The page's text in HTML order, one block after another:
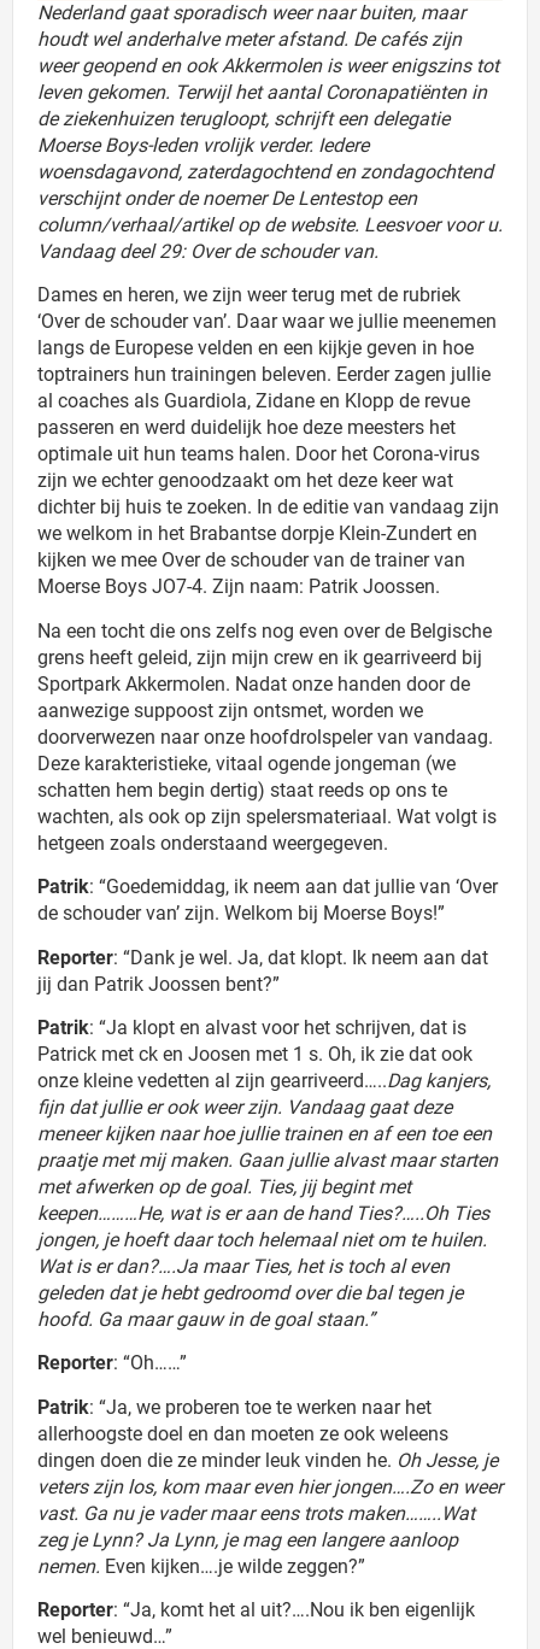
Nederland gaat sporadisch weer naar buiten, maar
houdt wel anderhalve meter afstand. De cafés zijn
weer geopend en ook Akkermolen is weer enigszins tot
leven gekomen. Terwijl het aantal Coronapatiënten in
de ziekenhuizen terugloopt, schrijft een delegatie
Moerse Boys-leden vrolijk verder. Iedere
woensdagavond, zaterdagochtend en zondagochtend
verschijnt onder de noemer De Lentestop een
column/verhaal/artikel op de website. Leesvoer voor u.
Vandaag deel 29: Over de schouder van.
Dames en heren, we zijn weer terug met de rubriek
‘Over de schouder van’. Daar waar we jullie meenemen
langs de Europese velden en een kijkje geven in hoe
toptrainers hun trainingen beleven. Eerder zagen jullie
al coaches als Guardiola, Zidane en Klopp de revue
passeren en werd duidelijk hoe deze meesters het
optimale uit hun teams halen. Door het Corona-virus
zijn we echter genoodzaakt om het deze keer wat
dichter bij huis te zoeken. In de editie van vandaag zijn
we welkom in het Brabantse dorpje Klein-Zundert en
kijken we mee Over de schouder van de trainer van
Moerse Boys JO7-4. Zijn naam: Patrik Joossen.
Na een tocht die ons zelfs nog even over de Belgische
grens heeft geleid, zijn mijn crew en ik gearriveerd bij
Sportpark Akkermolen. Nadat onze handen door de
aanwezige suppoost zijn ontsmet, worden we
doorverwezen naar onze hoofdrolspeler van vandaag.
Deze karakteristieke, vitaal ogende jongeman (we
schatten hem begin dertig) staat reeds op ons te
wachten, als ook op zijn spelersmateriaal. Wat volgt is
hetgeen zoals onderstaand weergegeven.
Patrik: “Goedemiddag, ik neem aan dat jullie van ‘Over
de schouder van’ zijn. Welkom bij Moerse Boys!”
Reporter: “Dank je wel. Ja, dat klopt. Ik neem aan dat
jij dan Patrik Joossen bent?”
Patrik: “Ja klopt en alvast voor het schrijven, dat is
Patrick met ck en Joosen met 1 s. Oh, ik zie dat ook
onze kleine vedetten al zijn gearriveerd…..Dag kanjers,
fijn dat jullie er ook weer zijn. Vandaag gaat deze
meneer kijken naar hoe jullie trainen en af een toe een
praatje met mij maken. Gaan jullie alvast maar starten
met afwerken op de goal. Ties, jij begint met
keepen………He, wat is er aan de hand Ties?…..Oh Ties
jongen, je hoeft daar toch helemaal niet om te huilen.
Wat is er dan?….Ja maar Ties, het is toch al even
geleden dat je hebt gedroomd over die bal tegen je
hoofd. Ga maar gauw in de goal staan.”
Reporter: “Oh……”
Patrik: “Ja, we proberen toe te werken naar het
allerhoogste doel en dan moeten ze ook weleens
dingen doen die ze minder leuk vinden he. Oh Jesse, je
veters zijn los, kom maar even hier jongen….Zo en weer
vast. Ga nu je vader maar eens trots maken……..Wat
zeg je Lynn? Ja Lynn, je mag een langere aanloop
nemen. Even kijken….je wilde zeggen?”
Reporter: “Ja, komt het al uit?….Nou ik ben eigenlijk
wel benieuwd…”